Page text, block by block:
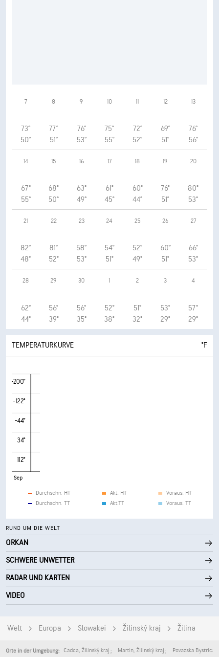
7
73°
50°
8
77°
51°
9
76°
53°
10
75°
55°
11
72°
52°
12
69°
51°
13
76°
56°
14
67°
55°
15
68°
50°
16
63°
49°
17
61°
45°
18
60°
44°
19
76°
51°
20
80°
53°
21
82°
48°
22
81°
52°
23
58°
53°
24
54°
51°
25
52°
49°
26
60°
51°
27
66°
53°
28
62°
44°
29
56°
39°
30
56°
35°
1
52°
38°
2
51°
32°
3
53°
29°
4
57°
29°
TEMPERATURKURVE °F
-200°
-122°
-44°
34°
112°
Sep
Durchschn. HT
Durchschn. TT
Akt. HT
Akt.TT
Voraus. HT
Voraus. TT
RUND UM DIE WELT
ORKAN
SCHWERE UNWETTER
RADAR UND KARTEN
VIDEO
Welt Europa Slowakei Žilinský kraj Žilina
Orte in der Umgebung: Cadca, Žilinský kraj Martin, Žilinský kraj Povazska Bystrica